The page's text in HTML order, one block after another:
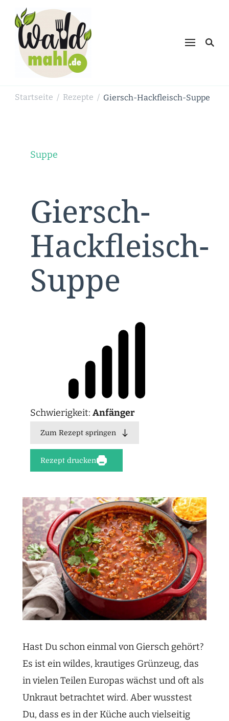
Schnabulieren, was die Natur einem
Startseite / Rezepte / Giersch-Hackfleisch-Suppe
Suppe
Giersch-
Hackfleisch-
Suppe
Schwierigkeit: Anfänger
Zum Rezept springen
Rezept drucken
Hast Du schon einmal von Giersch gehört?
Es ist ein wildes, krautiges Grünzeug, das
in vielen Teilen Europas wächst und oft als
Unkraut betrachtet wird. Aber wusstest
Du, dass es in der Küche auch vielseitig